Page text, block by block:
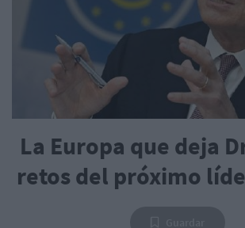
La Europa que deja
retos del próximo